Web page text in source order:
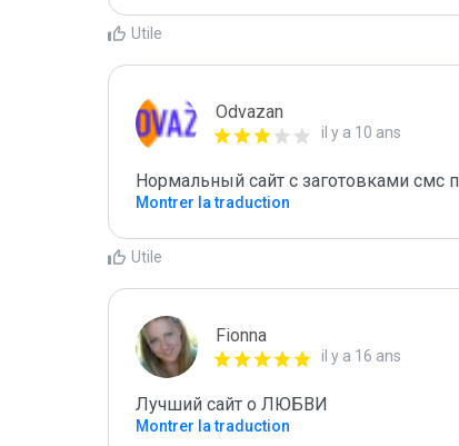
Utile
Odvazan
il y a 10 ans
Нормальный сайт с заготовками смс
Montrer la traduction
Utile
Fionna
il y a 16 ans
Лучший сайт о ЛЮБВИ
Montrer la traduction